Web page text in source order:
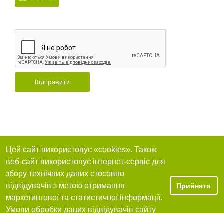
Відправити
Цей сайт використовує «cookies». Також
веб-сайт використовує інтернет-сервіс для
збору технічних даних стосовно
відвідувачів з метою отримання
маркетингової та статистичної інформації.
Умови обробки даних відвідувачів сайту
Прийняти